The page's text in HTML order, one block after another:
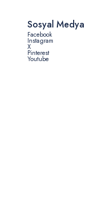
Sosyal Medya
Facebook
Instagram
X
Pinterest
Youtube